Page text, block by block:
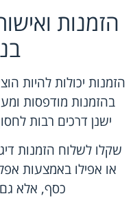
הזמנות
הזמנות יכולות להיות
בהזמנות מודפסות
ישנן דרכים רבות
שקלו לשלוח הזמנות
או אפילו באמצעות
כסף, אלא גם